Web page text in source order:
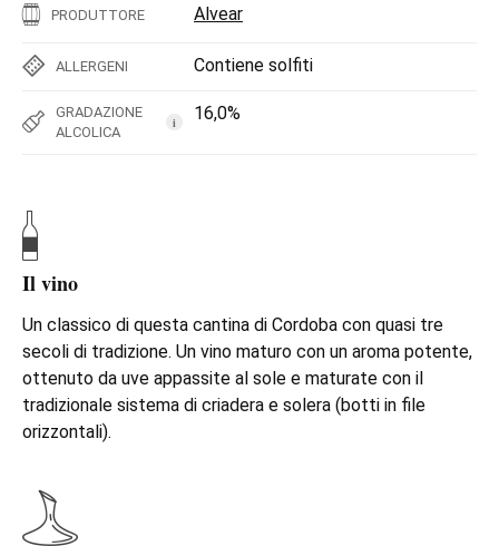
PRODUTTORE Alvear
ALLERGENI Contiene solfiti
GRADAZIONE
ALCOLICA
i 16,0%
Il vino
Un classico di questa cantina di Cordoba con quasi tre
secoli di tradizione. Un vino maturo con un aroma potente,
ottenuto da uve appassite al sole e maturate con il
tradizionale sistema di criadera e solera (botti in file
orizzontali).